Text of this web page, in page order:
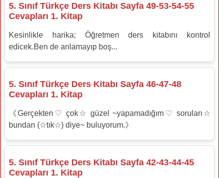
5. Sınıf Türkçe Ders Kitabı Sayfa 49-53-54-55
Cevapları 1. Kitap
Kesinlikle harika; Öğretmen ders kitabını kontrol
edicek.Ben de anlamayıp boş...
5. Sınıf Türkçe Ders Kitabı Sayfa 46-47-48
Cevapları 1. Kitap
《Gerçekten♡ çok☆ güzel ~yapamadığım♡ soruları☆
bundan (☆tık☆) diye~ buluyorum.》
5. Sınıf Türkçe Ders Kitabı Sayfa 42-43-44-45
Cevapları 1. Kitap